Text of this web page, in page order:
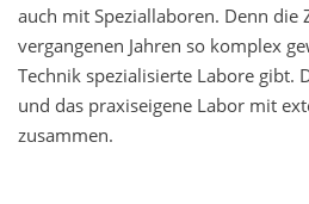
auch mit Speziallaboren. Denn die
vergangenen Jahren so komplex
Technik spezialisierte Labore gibt.
und das praxiseigene Labor mit
zusammen.